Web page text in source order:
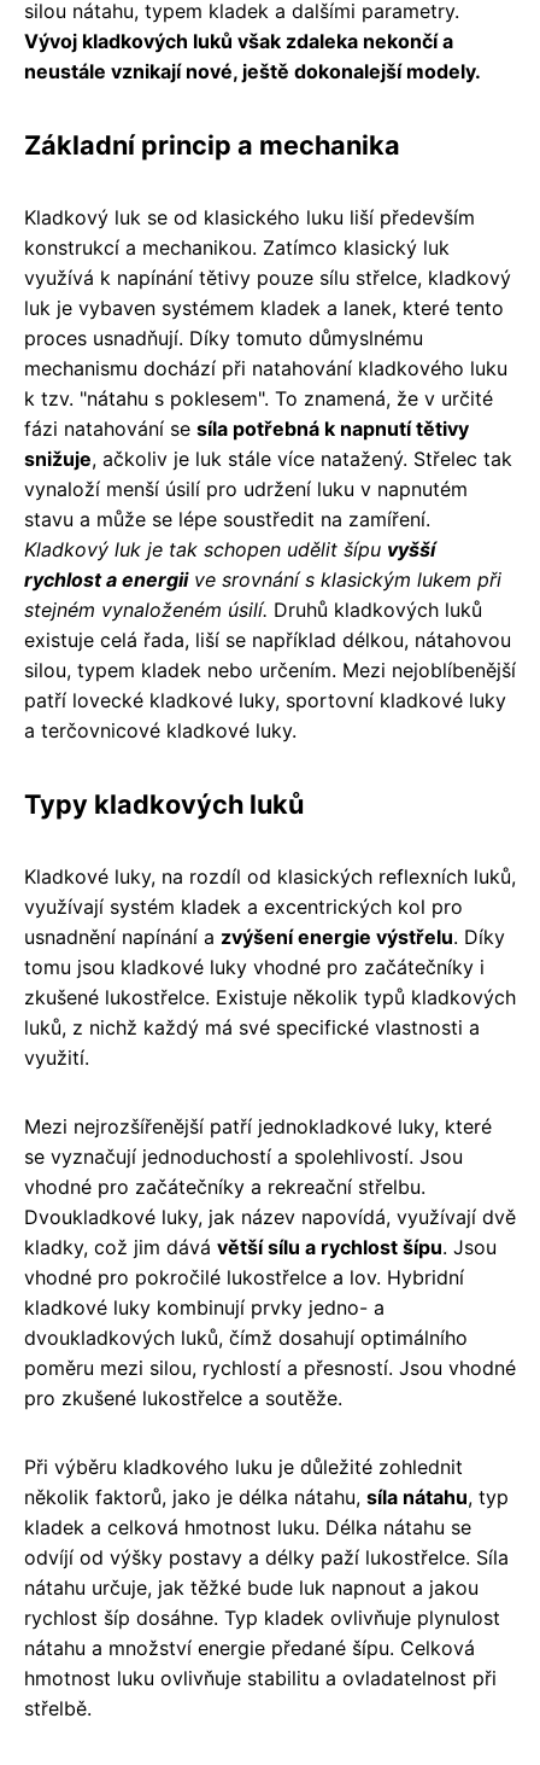
silou nátahu, typem kladek a dalšími parametry.
Vývoj kladkových luků však zdaleka nekončí a
neustále vznikají nové, ještě dokonalejší modely.
Základní princip a mechanika
Kladkový luk se od klasického luku liší především
konstrukcí a mechanikou. Zatímco klasický luk
využívá k napínání tětivy pouze sílu střelce, kladkový
luk je vybaven systémem kladek a lanek, které tento
proces usnadňují. Díky tomuto důmyslnému
mechanismu dochází při natahování kladkového luku
k tzv. "nátahu s poklesem". To znamená, že v určité
fázi natahování se síla potřebná k napnutí tětivy
snižuje, ačkoliv je luk stále více natažený. Střelec tak
vynaloží menší úsilí pro udržení luku v napnutém
stavu a může se lépe soustředit na zamíření.
Kladkový luk je tak schopen udělit šípu vyšší
rychlost a energiive srovnání s klasickým lukem při
stejném vynaloženém úsilí. Druhů kladkových luků
existuje celá řada, liší se například délkou, nátahovou
silou, typem kladek nebo určením. Mezi nejoblíbenější
patří lovecké kladkové luky, sportovní kladkové luky
a terčovnicové kladkové luky.
Typy kladkových luků
Kladkové luky, na rozdíl od klasických reflexních luků,
využívají systém kladek a excentrických kol pro
usnadnění napínání a zvýšení energie výstřelu. Díky
tomu jsou kladkové luky vhodné pro začátečníky i
zkušené lukostřelce. Existuje několik typů kladkových
luků, z nichž každý má své specifické vlastnosti a
využití.
Mezi nejrozšířenější patří jednokladkové luky, které
se vyznačují jednoduchostí a spolehlivostí. Jsou
vhodné pro začátečníky a rekreační střelbu.
Dvoukladkové luky, jak název napovídá, využívají dvě
kladky, což jim dává větší sílu a rychlost šípu. Jsou
vhodné pro pokročilé lukostřelce a lov. Hybridní
kladkové luky kombinují prvky jedno- a
dvoukladkových luků, čímž dosahují optimálního
poměru mezi silou, rychlostí a přesností. Jsou vhodné
pro zkušené lukostřelce a soutěže.
Při výběru kladkového luku je důležité zohlednit
několik faktorů, jako je délka nátahu, síla nátahu, typ
kladek a celková hmotnost luku. Délka nátahu se
odvíjí od výšky postavy a délky paží lukostřelce. Síla
nátahu určuje, jak těžké bude luk napnout a jakou
rychlost šíp dosáhne. Typ kladek ovlivňuje plynulost
nátahu a množství energie předané šípu. Celková
hmotnost luku ovlivňuje stabilitu a ovladatelnost při
střelbě.